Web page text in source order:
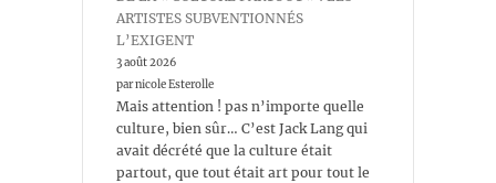
ARTISTES SUBVENTIONNÉS
L’EXIGENT
3 août 2026
par nicole Esterolle
Mais attention ! pas n’importe quelle
culture, bien sûr… C’est Jack Lang qui
avait décrété que la culture était
partout, que tout était art pour tout le